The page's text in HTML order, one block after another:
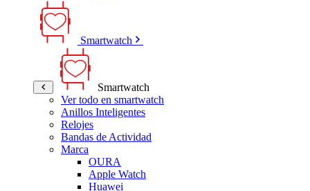
Smartwatch
Smartwatch
Ver todo en smartwatch
Anillos Inteligentes
Relojes
Bandas de Actividad
Marca
OURA
Apple Watch
Huawei